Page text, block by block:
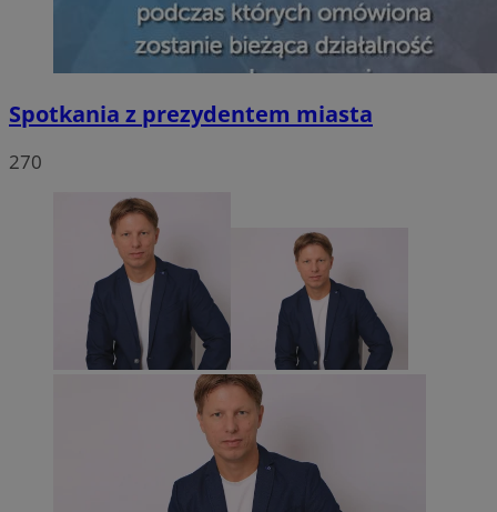
Spotkania z prezydentem miasta
270